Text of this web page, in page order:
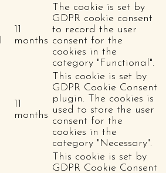
11
months
The cookie is set by
GDPR cookie consent
to record the user
consent for the
cookies in the
category "Functional".
11
months
This cookie is set by
GDPR Cookie Consent
plugin. The cookies is
used to store the user
consent for the
cookies in the
category "Necessary".
This cookie is set by
GDPR Cookie Consent